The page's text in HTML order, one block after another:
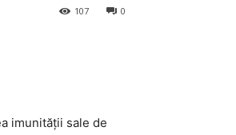
0
107
imunității sale de